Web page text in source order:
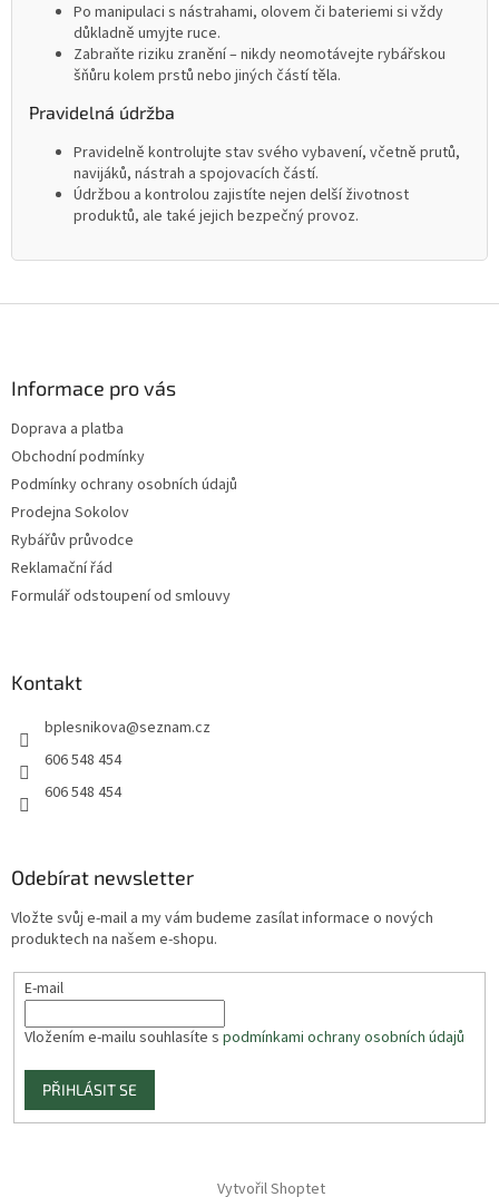
Po manipulaci s nástrahami, olovem či bateriemi si vždy
důkladně umyjte ruce.
Zabraňte riziku zranění – nikdy neomotávejte rybářskou
šňůru kolem prstů nebo jiných částí těla.
Pravidelná údržba
Pravidelně kontrolujte stav svého vybavení, včetně prutů,
navijáků, nástrah a spojovacích částí.
Údržbou a kontrolou zajistíte nejen delší životnost
produktů, ale také jejich bezpečný provoz.
Informace pro vás
Doprava a platba
Obchodní podmínky
Podmínky ochrany osobních údajů
Prodejna Sokolov
Rybářův průvodce
Reklamační řád
Formulář odstoupení od smlouvy
Kontakt
bplesnikova@seznam.cz
606 548 454
606 548 454
Odebírat newsletter
Vložte svůj e-mail a my vám budeme zasílat informace o nových
produktech na našem e-shopu.
E-mail
Vložením e-mailu souhlasíte s podmínkami ochrany osobních údajů
PŘIHLÁSIT SE
Vytvořil Shoptet